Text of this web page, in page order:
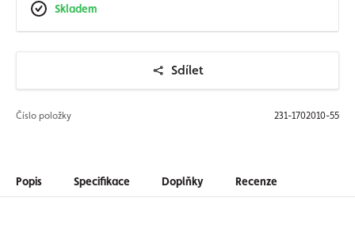
Skladem
Sdílet
Číslo položky 231-1702010-55
Popis Specifikace Doplňky Recenze